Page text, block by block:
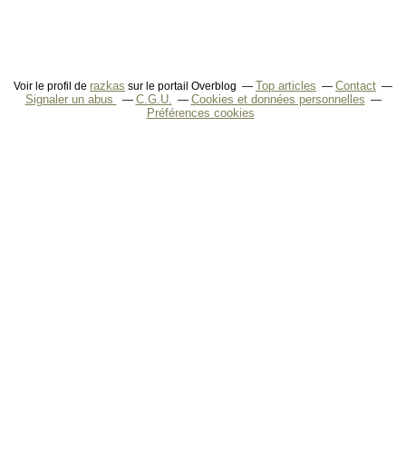
Voir le profil de razkas sur le portail Overblog Top articles
Contact
Signaler un abus
C.G.U.
Cookies et données personnelles
Préférences cookies